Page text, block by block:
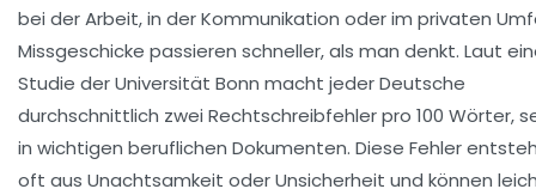
bei der Arbeit, in der Kommunikation oder im privaten
Missgeschicke passieren schneller, als man denkt. Laut
Studie der Universität Bonn macht jeder Deutsche
durchschnittlich zwei Rechtschreibfehler pro 100 Wörter,
in wichtigen beruflichen Dokumenten. Diese Fehler
oft aus Unachtsamkeit oder Unsicherheit und können